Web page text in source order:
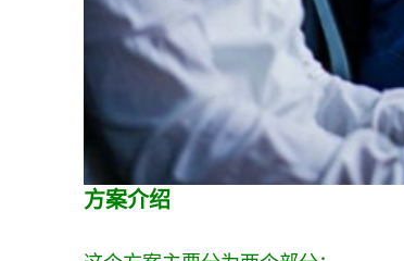
方案介绍